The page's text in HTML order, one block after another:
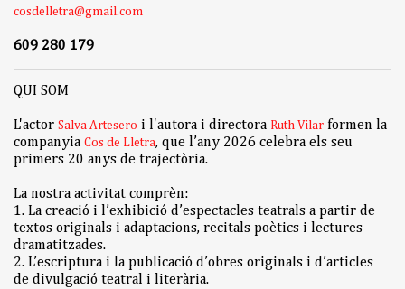
cosdelletra@gmail.com
609 280 179
QUI SOM
L'actor Salva Artesero i l'autora i directora Ruth Vilar formen la
companyia Cos de Lletra, que l’any 2026 celebra els seu
primers 20 anys de trajectòria.
La nostra activitat comprèn:
1. La creació i l’exhibició d’espectacles teatrals a partir de
textos originals i adaptacions, recitals poètics i lectures
dramatitzades.
2. L’escriptura i la publicació d’obres originals i d’articles
de divulgació teatral i literària.